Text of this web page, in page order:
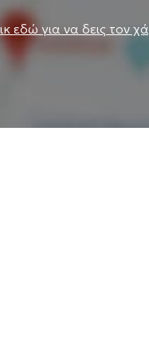
εδώ για να δεις τον